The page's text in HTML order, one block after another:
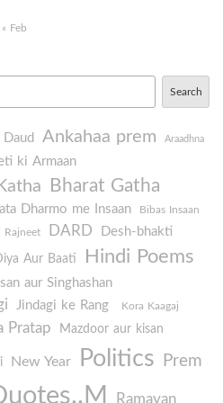
« Feb
Search
Ankahaa prem Araadhna
ki Armaan
Bharat Gatha
Dharmo me Insaan Bibas Insaan
Rajneet DARD Desh-bhakti
Aur Baati Hindi Poems
aur Singhashan
Jindagi ke Rang Kora Kaagaj
Pratap Mazdoor aur kisan
New Year Politics Prem
Ramayan